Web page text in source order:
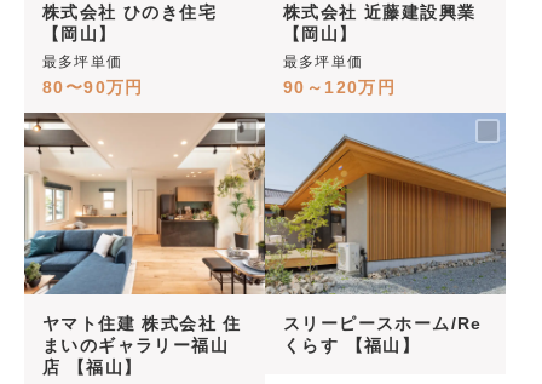
株式会社 ひのき住宅
【岡山】
最多坪単価
80〜90万円
株式会社 近藤建設興業
【岡山】
最多坪単価
90～120万円
ヤマト住建 株式会社 住
まいのギャラリー福山
店 【福山】
スリーピースホーム/Re
くらす 【福山】